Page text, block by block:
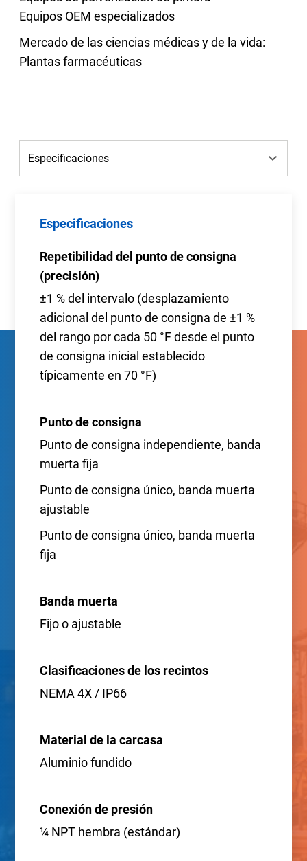
Equipos OEM especializados
Mercado de las ciencias médicas y de la vida:
Plantas farmacéuticas
Especificaciones
Repetibilidad del punto de consigna
(precisión)
±1 % del intervalo (desplazamiento
adicional del punto de consigna de ±1 %
del rango por cada 50 °F desde el punto
de consigna inicial establecido
típicamente en 70 °F)
Punto de consigna
Punto de consigna independiente, banda
muerta fija
Punto de consigna único, banda muerta
ajustable
Punto de consigna único, banda muerta
fija
Banda muerta
Fijo o ajustable
Clasificaciones de los recintos
NEMA 4X / IP66
Material de la carcasa
Aluminio fundido
Conexión de presión
¼ NPT hembra (estándar)